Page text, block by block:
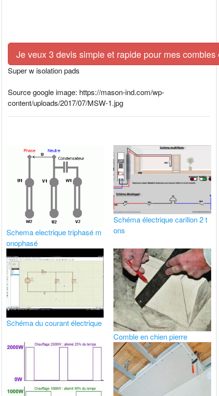
Je veux 3 devis simple et rapide pour mes
Super w isolation pads
Source google image: https://mason-ind.com/wp-
content/uploads/2017/07/MSW-1.jpg
Schema electrique triphasé m
onophasé
Schéma électrique carillon 2 t
ons
Schéma du courant électrique
Comble en chien pierre